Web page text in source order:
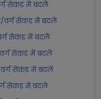
सेकंड में बदलें
वर्ग सेकंड में बदलें
सेकंड में बदलें
वर्ग सेकंड में बदलें
वर्ग सेकंड में बदलें
सेकंड में बदलें